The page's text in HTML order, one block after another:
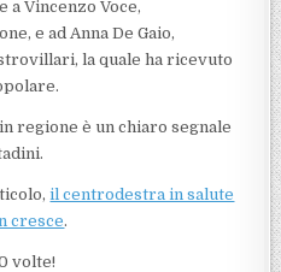
a Vincenzo Voce,
e ad Anna De Gaio,
la quale ha ricevuto
regione è un chiaro segnale
il centrodestra in salute
cresce.
volte!